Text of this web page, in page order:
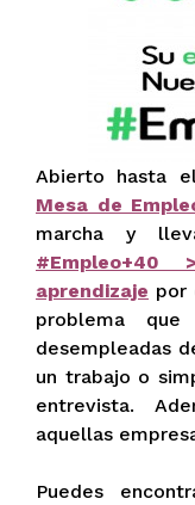
Abierto hasta
Mesa de
marcha y
#Empleo+40
aprendizaje por
problema
desempleadas
un trabajo o
entrevista.
aquellas
Puedes